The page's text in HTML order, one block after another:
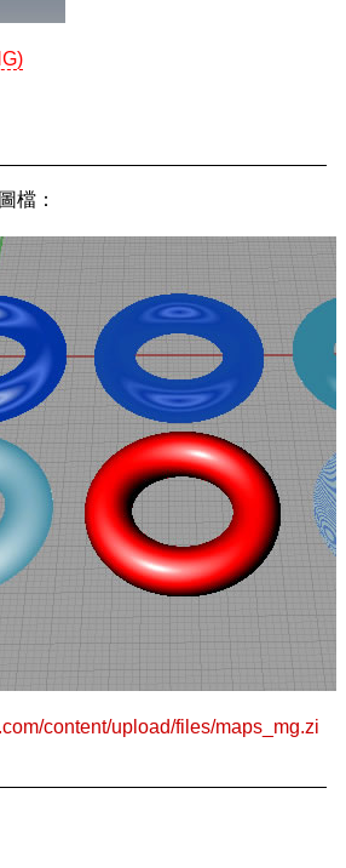
檔：
content/upload/files/maps_mg.zi